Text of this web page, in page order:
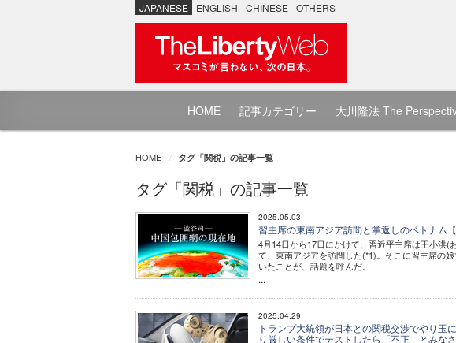
JAPANESE ENGLISH CHINESE OTHERS
HOME 記事カテゴリー 大川隆法 The
HOME タグ「関税」の記事一覧
タグ「関税」の記事一覧
2025.05.03
習主席の東南アジア訪問と掌返しのベトナム
4月14日から17日にかけて、習近平主席は王小洪
て、東南アジアを訪問した(*1)。そこに習主席の
いたことが、話題を呼んだ。
...
2025.04.29
トランプ大統領が日本との関税交渉でやり玉
り厳しい条件でテストしたら「不正」とみな